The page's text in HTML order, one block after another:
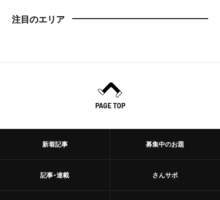
注目のエリア
PAGE TOP
新着記事
記事・連載
募集中のお題
さんサポ